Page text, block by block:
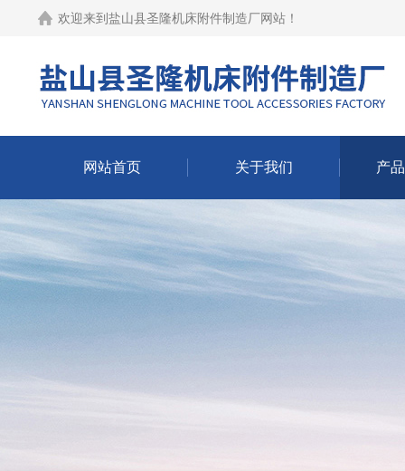
欢迎来到 盐山县圣隆机床附件制造厂网站 ！
网站首页 关于我们 产